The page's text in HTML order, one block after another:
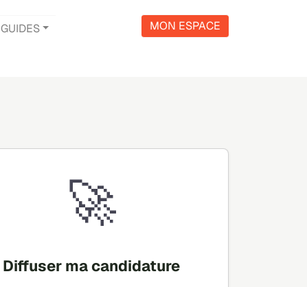
GUIDES MON ESPACE
🚀
Diffuser ma candidature